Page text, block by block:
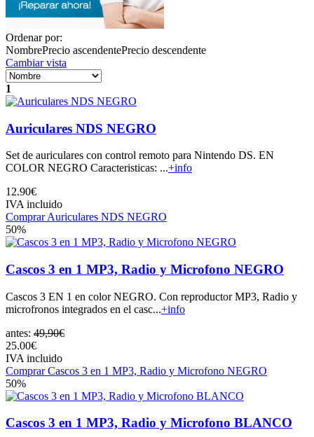
Ordenar por:
NombrePrecio ascendentePrecio descendente
Cambiar vista
1
Auriculares NDS NEGRO
Set de auriculares con control remoto para Nintendo DS. EN
COLOR NEGRO Caracteristicas: ...+info
12.90€
IVA incluido
Comprar Auriculares NDS NEGRO
50%
Cascos 3 en 1 MP3, Radio y Microfono NEGRO
Cascos 3 EN 1 en color NEGRO. Con reproductor MP3, Radio y
microfronos integrados en el casc...+info
antes: 49,90€
25.00€
IVA incluido
Comprar Cascos 3 en 1 MP3, Radio y Microfono NEGRO
50%
Cascos 3 en 1 MP3, Radio y Microfono BLANCO